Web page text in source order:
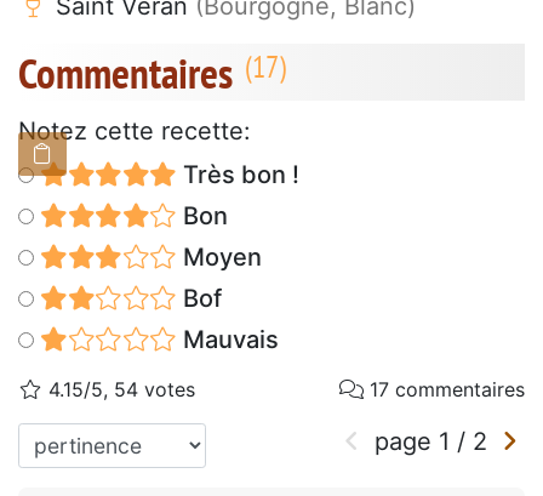
Saint Véran (Bourgogne, Blanc)
Commentaires
Notez cette recette:
Très bon !
Bon
Moyen
Bof
Mauvais
4.15/5, 54 votes 17 commentaires
page 1 / 2